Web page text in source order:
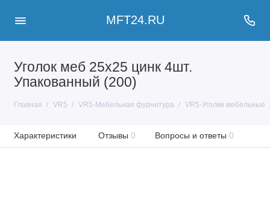
MFT24.RU
Уголок меб 25х25 цинк 4шт.
Упакованный (200)
Главная VR5 VR5-Мебельная фурнитура VR5-Уголки мебельные
Характеристики Отзывы 0 Вопросы и ответы 0